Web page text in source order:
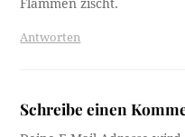
Flammen zischt.
Antworten
Schreibe einen